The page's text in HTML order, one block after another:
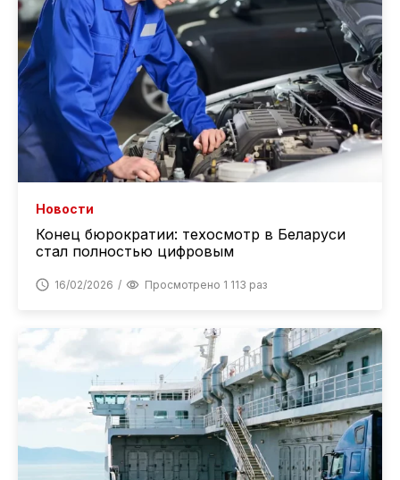
Новости
Конец бюрократии: техосмотр в Беларуси
стал полностью цифровым
16/02/2026 Просмотрено 1 113 раз